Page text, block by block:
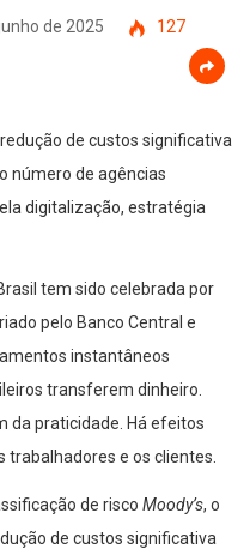
de 2025
127
de custos significativa
número de agências
digitalização, estratégia
tem sido celebrada por
pelo Banco Central e
instantâneos
transferem dinheiro.
da praticidade. Há efeitos
e os clientes.
de risco Moody’s, o
de custos significativa